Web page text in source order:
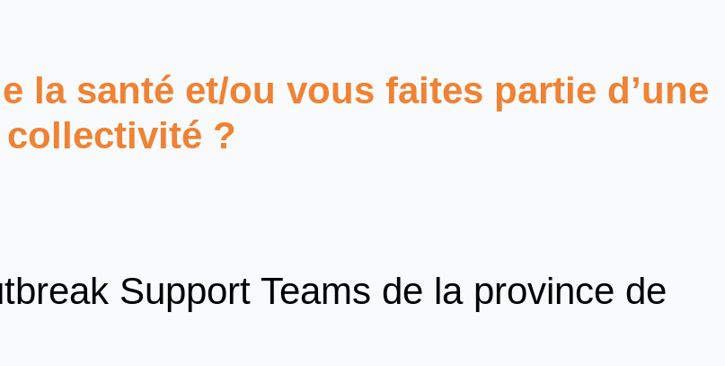
la santé et/ou vous faites partie d’une
collectivité ?
Support Teams de la province de